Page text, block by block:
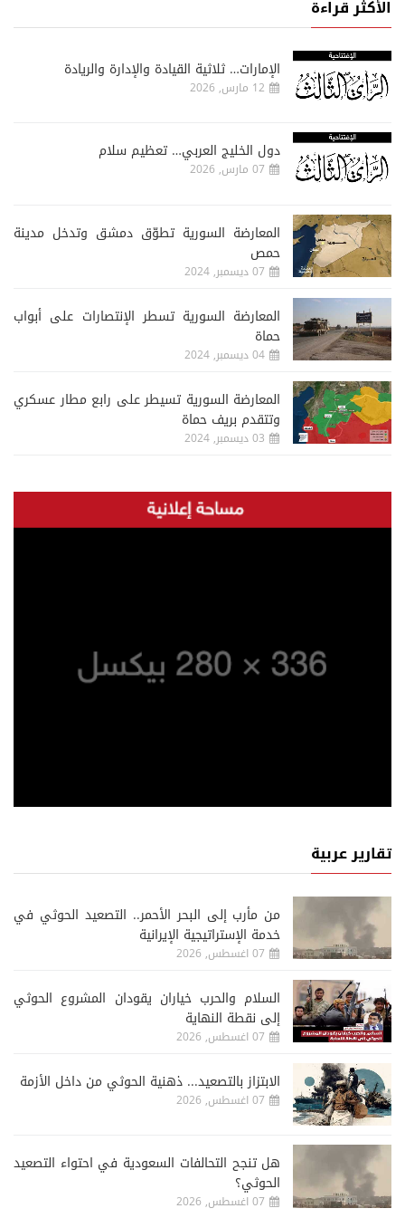
الأكثر قراءة
الإمارات… ثلاثية القيادة والإدارة والريادة
12 مارس, 2026
دول الخليج العربي… تعظيم سلام
07 مارس, 2026
المعارضة السورية تطوّق دمشق وتدخل مدينة
حمص
07 ديسمبر, 2024
المعارضة السورية تسطر الإنتصارات على أبواب
حماة
04 ديسمبر, 2024
المعارضة السورية تسيطر على رابع مطار عسكري
وتتقدم بريف حماة
03 ديسمبر, 2024
تقارير عربية
من مأرب إلى البحر الأحمر.. التصعيد الحوثي في
خدمة الإستراتيجية الإيرانية
07 اغسطس, 2026
السلام والحرب خياران يقودان المشروع الحوثي
إلى نقطة النهاية
07 اغسطس, 2026
الابتزاز بالتصعيد... ذهنية الحوثي من داخل الأزمة
07 اغسطس, 2026
هل تنجح التحالفات السعودية في احتواء التصعيد
الحوثي؟
07 اغسطس, 2026